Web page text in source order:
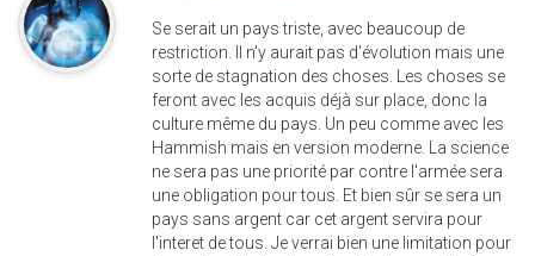
Se serait un pays triste, avec beaucoup de
restriction. Il n'y aurait pas d'évolution mais une
sorte de stagnation des choses. Les choses se
feront avec les acquis déjà sur place, donc la
culture même du pays. Un peu comme avec les
Hammish mais en version moderne. La science
ne sera pas une priorité par contre l'armée sera
une obligation pour tous. Et bien sûr se sera un
pays sans argent car cet argent servira pour
l'interet de tous. Je verrai bien une limitation pour